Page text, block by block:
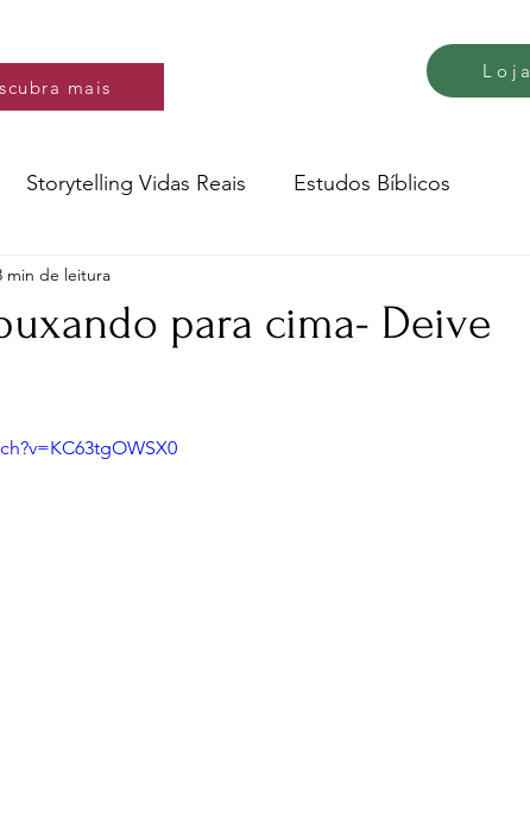
mais
Loja
mais
Storytelling Vidas Reais Estudos Bíblicos
e video
Educação
para cima- Deive
min de leitura